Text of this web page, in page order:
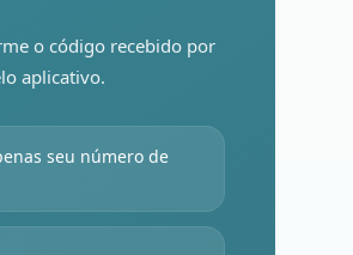
o código recebido por
aplicativo.
seu número de